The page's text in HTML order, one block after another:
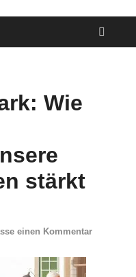
Wie
stärkt
einen Kommentar